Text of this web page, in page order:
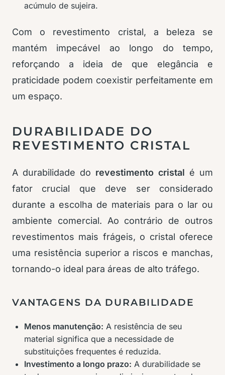
acúmulo de sujeira.
Com o revestimento cristal, a beleza se
mantém impecável ao longo do tempo,
reforçando a ideia de que elegância e
praticidade podem coexistir perfeitamente em
um espaço.
DURABILIDADE DO
REVESTIMENTO CRISTAL
A durabilidade do revestimento cristal é um
fator crucial que deve ser considerado
durante a escolha de materiais para o lar ou
ambiente comercial. Ao contrário de outros
revestimentos mais frágeis, o cristal oferece
uma resistência superior a riscos e manchas,
tornando-o ideal para áreas de alto tráfego.
VANTAGENS DA DURABILIDADE
Menos manutenção: A resistência de seu
material significa que a necessidade de
substituições frequentes é reduzida.
Investimento a longo prazo: A durabilidade se